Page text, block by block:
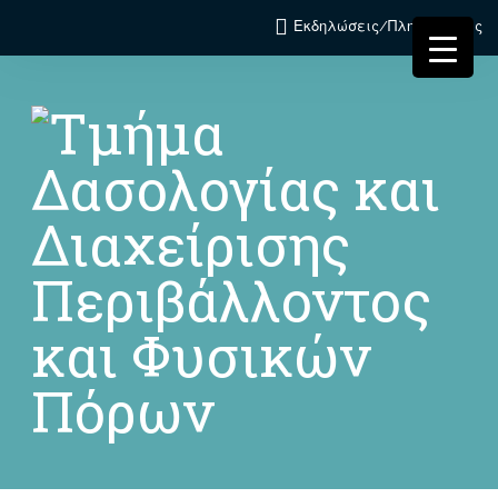
Εκδηλώσεις/Πληροφορίες